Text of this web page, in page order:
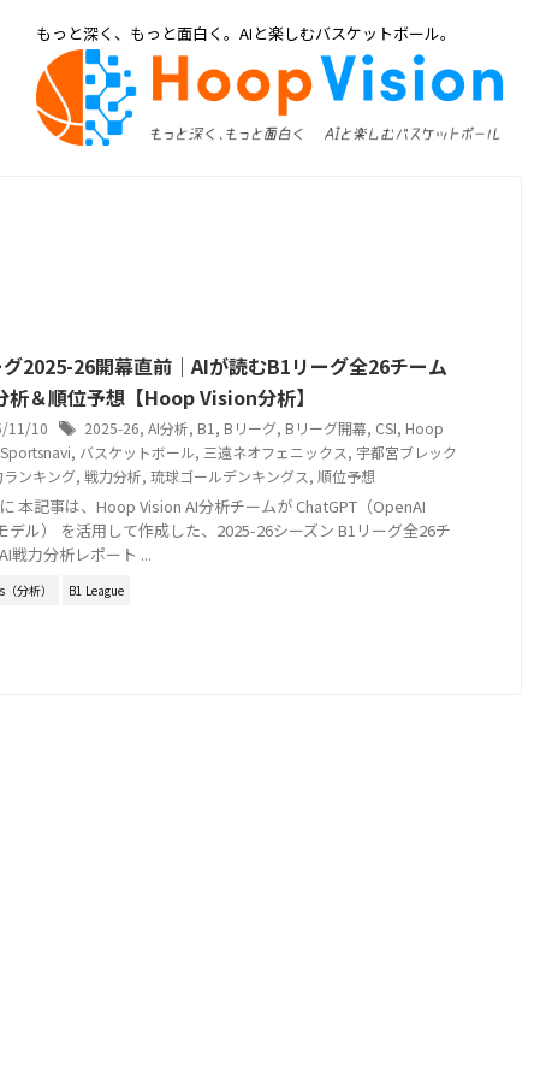
もっと深く、もっと面白く。AIと楽しむバスケットボール。
2025-26開幕直前｜AIが読むB1リーグ全26チーム
析＆順位予想【Hoop Vision分析】
11/10 2025-26, AI分析, B1 , Bリーグ, Bリーグ開幕, CSI, Hoop
Sportsnavi, バスケットボール, 三遠ネオフェニックス, 宇都宮ブレック
ランキング, 戦力分析, 琉球ゴールデンキングス, 順位予想
本記事は、Hoop Vision AI分析チームが ChatGPT（OpenAI
デル） を活用して作成した、2025-26シーズン B1リーグ全26チ
戦力分析レポート ...
分析） B1 League